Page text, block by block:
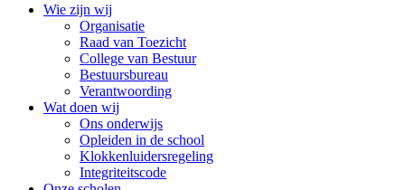
Wie zijn wij
Organisatie
Raad van Toezicht
College van Bestuur
Bestuursbureau
Verantwoording
Wat doen wij
Ons onderwijs
Opleiden in de school
Klokkenluidersregeling
Integriteitscode